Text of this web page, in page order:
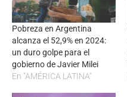
Pobreza en Argentina
alcanza el 52,9% en 2024:
un duro golpe para el
gobierno de Javier Milei
En "AMÉRICA LATINA"